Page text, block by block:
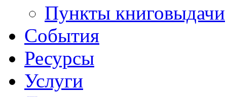
Пункты книговыдачи
События
Ресурсы
Услуги